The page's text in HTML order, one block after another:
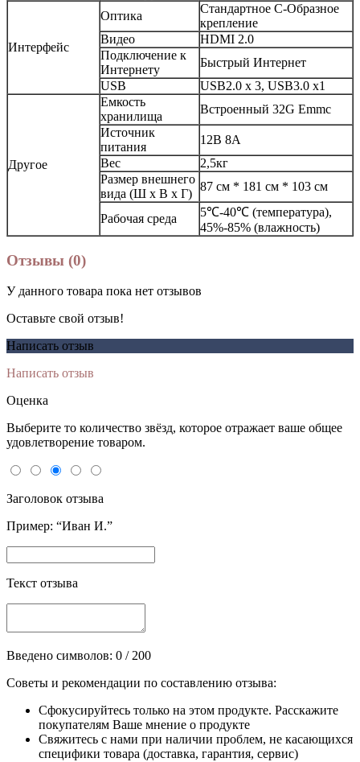
Интерфейс
Оптика
Стандартное C-Образное
крепление
Видео
HDMI 2.0
Подключение к
Интернету
Быстрый Интернет
USB
USB2.0 x 3, USB3.0 x1
Другое
Емкость
хранилища
Встроенный 32G Emmc
Источник
питания
12В 8А
Вес
2,5кг
Размер внешнего
вида (Ш х В х Г)
87 см * 181 см * 103 см
Рабочая среда
5℃-40℃ (температура),
45%-85% (влажность)
Отзывы (0)
У данного товара пока нет отзывов
Оставьте свой отзыв!
Написать отзыв
Написать отзыв
Оценка
Выберите то количество звёзд, которое отражает ваше общее
удовлетворение товаром.
Заголовок отзыва
Пример: “Иван И.”
Текст отзыва
Введено символов: 0 / 200
Советы и рекомендации по составлению отзыва:
Сфокусируйтесь только на этом продукте. Расскажите
покупателям Ваше мнение о продукте
Свяжитесь с нами при наличии проблем, не касающихся
специфики товара (доставка, гарантия, сервис)